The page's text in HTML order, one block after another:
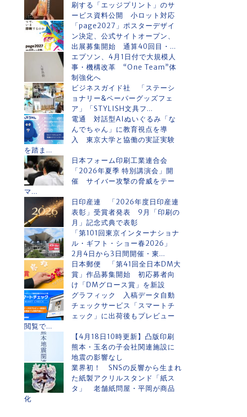
刷する「エッジプリント」のサ
ービス資料公開 小ロット対応
「page2027」ポスターデザイ
ン決定、公式サイトオープン、
出展募集開始 通算40回目・...
エプソン、4月1日付で大規模人
事・機構改革 “One Team”体
制強化へ
ビジネスガイド社 「ステーシ
ョナリー&ペーパーグッズフェ
ア」「STYLISH文具フ...
電通 対話型AIぬいぐるみ「な
んでちゃん」に教育視点を導
入 東京大学と協働の実証実験
を踏ま...
日本フォーム印刷工業連合会
「2026年夏季 特別講演会」開
催 サイバー攻撃の脅威をテー
マ...
日印産連 「2026年度日印産連
表彰」受賞者発表 9月「印刷の
月」記念式典で表彰
「第101回東京インターナショナ
ル・ギフト・ショー春2026」
2月4日から3日間開催・東...
日本郵便 「第41回全日本DM大
賞」作品募集開始 初応募者向
け「DMグロース賞」を新設
グラフィック 入稿データ自動
チェックサービス「スマートチ
ェック」に出荷後もプレビュー
閲覧で...
【4月18日10時更新】凸版印刷
熊本・玉名の子会社関連施設に
地震の影響なし
業界初！ SNSの反響から生まれ
た紙製アクリルスタンド「紙ス
タ」 老舗紙問屋・平岡が商品
化